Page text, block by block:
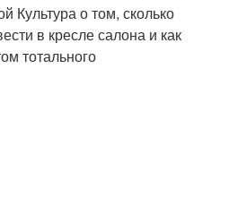
Культура о том, сколько
в кресле салона и как
тотального